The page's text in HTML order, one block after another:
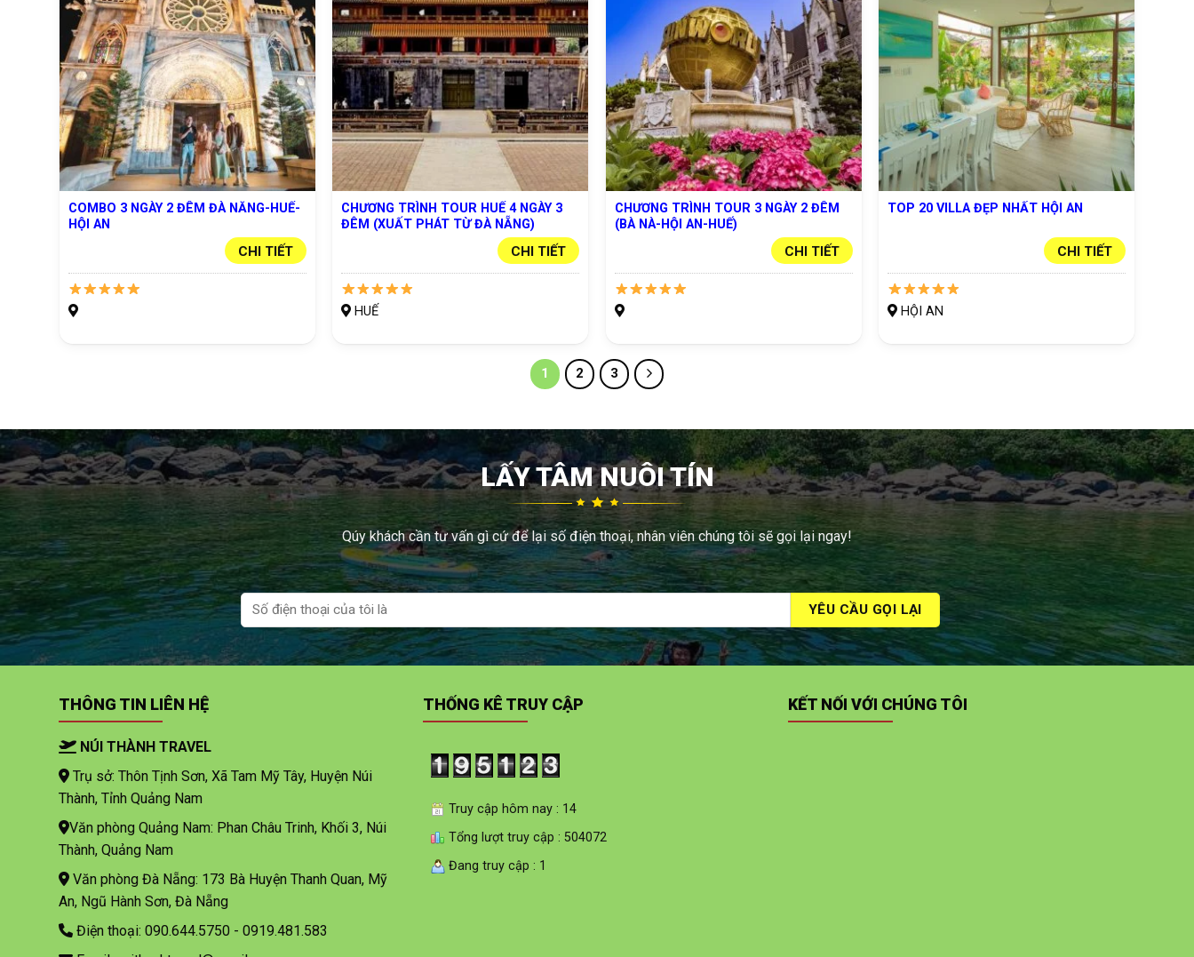
COMBO 3 NGÀY 2 ĐÊM ĐÀ NẴNG-HUẾ-
HỘI AN
CHI TIẾT
CHƯƠNG TRÌNH TOUR HUẾ 4 NGÀY 3
ĐÊM (XUẤT PHÁT TỪ ĐÀ NẴNG)
CHI TIẾT
HUẾ
CHƯƠNG TRÌNH TOUR 3 NGÀY 2 ĐÊM
(BÀ NÀ-HỘI AN-HUẾ)
CHI TIẾT
TOP 20 VILLA ĐẸP NHẤT HỘI AN
CHI TIẾT
HỘI AN
1 2 3
LẤY TÂM NUÔI TÍN
Qúy khách cần tư vấn gì cứ để lại số điện thoại, nhân viên chúng tôi sẽ gọi lại ngay!
THÔNG TIN LIÊN HỆ
NÚI THÀNH TRAVEL
Trụ sở: Thôn Tịnh Sơn, Xã Tam Mỹ Tây, Huyện Núi
Thành, Tỉnh Quảng Nam
Văn phòng Quảng Nam: Phan Châu Trinh, Khối 3, Núi
Thành, Quảng Nam
Văn phòng Đà Nẵng: 173 Bà Huyện Thanh Quan, Mỹ
An, Ngũ Hành Sơn, Đà Nẵng
Điện thoại: 090.644.5750 - 0919.481.583
THỐNG KÊ TRUY CẬP
Truy cập hôm nay : 14
Tổng lượt truy cập : 504072
Đang truy cập : 1
KẾT NỐI VỚI CHÚNG TÔI